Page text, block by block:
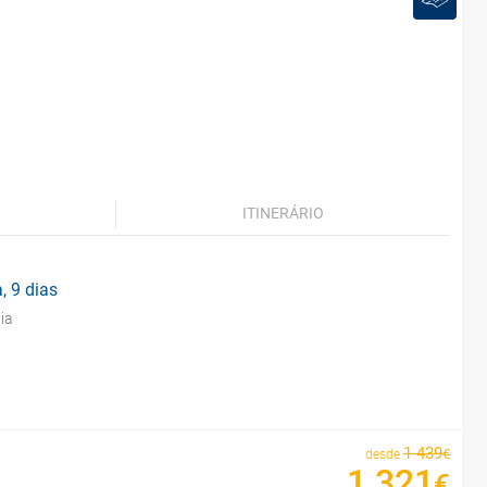
ITINERÁRIO
9 dias
desde 1 439€